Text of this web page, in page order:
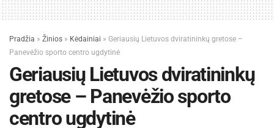
Pradžia » Žinios » Kėdainiai » Geriausių Lietuvos dviratininkų gretose –
Panevėžio sporto centro ugdytinė
Geriausių Lietuvos dviratininkų
gretose – Panevėžio sporto
centro ugdytinė